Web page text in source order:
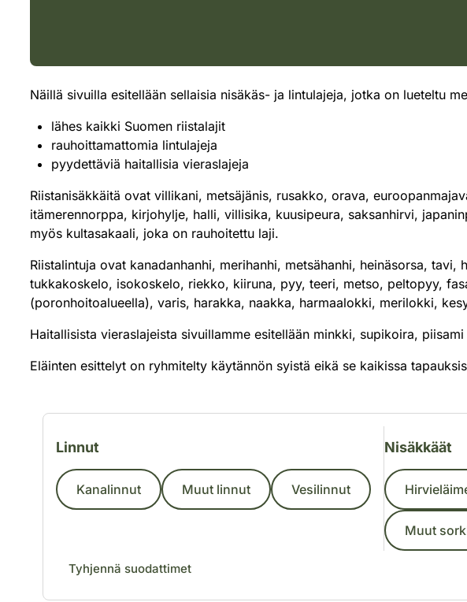
Näillä sivuilla esitellään sellaisia nisäkäs- ja lintulajeja, jotka on lueteltu
lähes kaikki Suomen riistalajit
rauhoittamattomia lintulajeja
pyydettäviä haitallisia vieraslajeja
Riistanisäkkäitä ovat villikani, metsäjänis, rusakko, orava,
itämerennorppa, kirjohylje, halli, villisika, kuusipeura, saksanhirvi,
myös kultasakaali, joka on rauhoitettu laji.
Riistalintuja ovat kanadanhanhi, merihanhi, metsähanhi, heinäsorsa,
tukkakoskelo, isokoskelo, riekko, kiiruna, pyy, teeri, metso, peltopyy,
(poronhoitoalueella), varis, harakka, naakka, harmaalokki, merilokki,
Haitallisista vieraslajeista sivuillamme esitellään minkki, supikoira,
Eläinten esittelyt on ryhmitelty käytännön syistä eikä se kaikissa
Linnut
Kanalinnut Muut linnut Vesilinnut
Nisäkkäät
Muut
Tyhjennä suodattimet